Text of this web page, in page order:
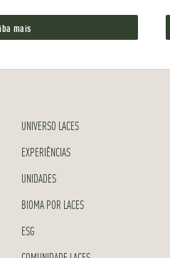
mais
UNIVERSO LACES
EXPERIÊNCIAS
UNIDADES
BIOMA POR LACES
ESG